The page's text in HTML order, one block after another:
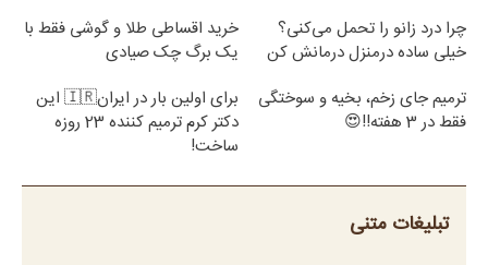
چرا درد زانو را تحمل می‌کنی؟
خیلی ساده درمنزل درمانش کن
خرید اقساطی طلا و گوشی فقط با
یک برگ چک صیادی
ترمیم جای زخم، بخیه و سوختگی
فقط در 3 هفته!!😍
برای اولین بار در ایران🇮🇷 این
دکتر کرم ترمیم کننده 23 روزه
ساخت!
تبلیغات متنی